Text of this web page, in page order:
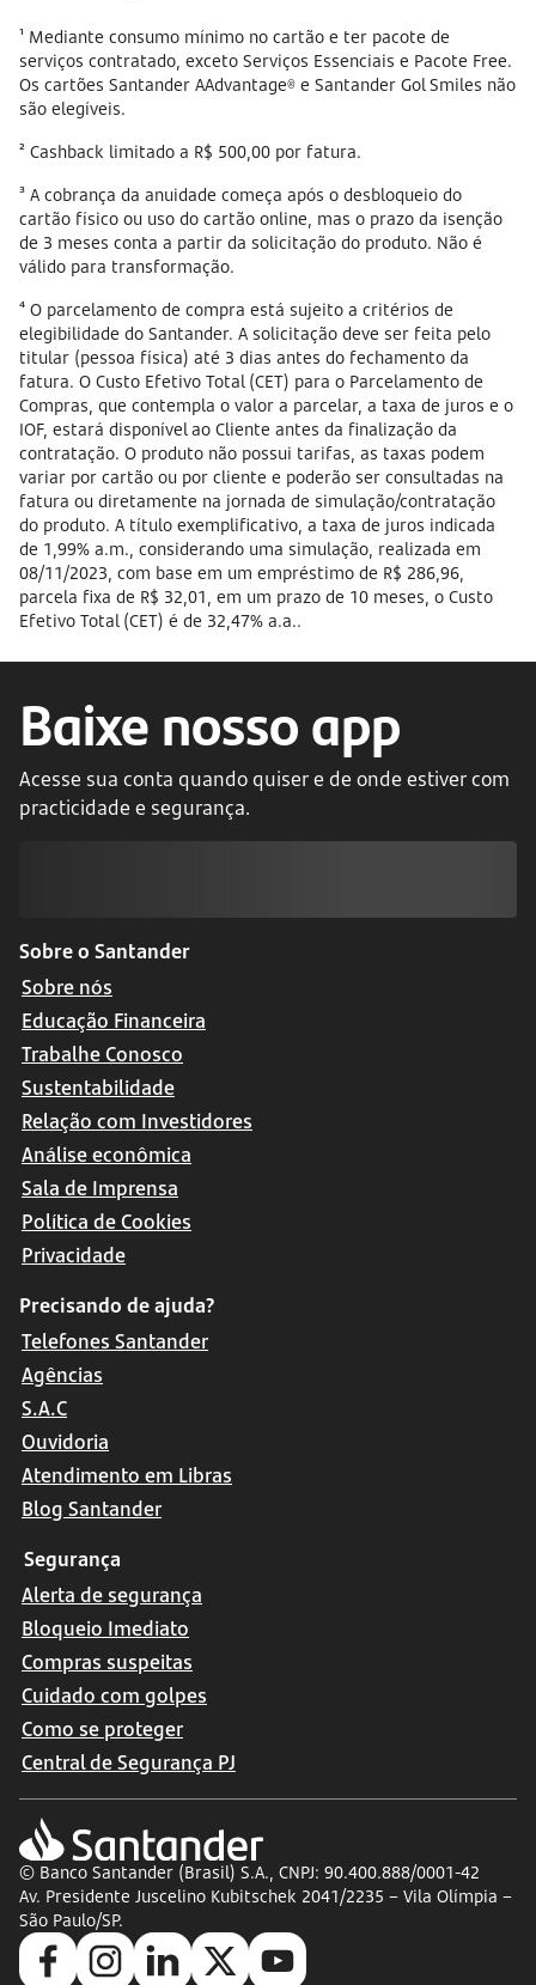
¹ Mediante consumo mínimo no cartão e ter pacote de
serviços contratado, exceto Serviços Essenciais e Pacote Free.
Os cartões Santander AAdvantage® e Santander Gol Smiles não
são elegíveis.
² Cashback limitado a R$ 500,00 por fatura.
³ A cobrança da anuidade começa após o desbloqueio do
cartão físico ou uso do cartão online, mas o prazo da isenção
de 3 meses conta a partir da solicitação do produto. Não é
válido para transformação.
⁴ O parcelamento de compra está sujeito a critérios de
elegibilidade do Santander. A solicitação deve ser feita pelo
titular (pessoa física) até 3 dias antes do fechamento da
fatura. O Custo Efetivo Total (CET) para o Parcelamento de
Compras, que contempla o valor a parcelar, a taxa de juros e o
IOF, estará disponível ao Cliente antes da finalização da
contratação. O produto não possui tarifas, as taxas podem
variar por cartão ou por cliente e poderão ser consultadas na
fatura ou diretamente na jornada de simulação/contratação
do produto. A título exemplificativo, a taxa de juros indicada
de 1,99% a.m., considerando uma simulação, realizada em
08/11/2023, com base em um empréstimo de R$ 286,96,
parcela fixa de R$ 32,01, em um prazo de 10 meses, o Custo
Efetivo Total (CET) é de 32,47% a.a..
Baixe nosso app
Acesse sua conta quando quiser e de onde estiver com
practicidade e segurança.
Sobre o Santander
Sobre nós
Educação Financeira
Trabalhe Conosco
Sustentabilidade
Relação com Investidores
Análise econômica
Sala de Imprensa
Política de Cookies
Privacidade
Precisando de ajuda?
Telefones Santander
Agências
S.A.C
Ouvidoria
Atendimento em Libras
Blog Santander
Segurança
Alerta de segurança
Bloqueio Imediato
Compras suspeitas
Cuidado com golpes
Como se proteger
Central de Segurança PJ
© Banco Santander (Brasil) S.A., CNPJ: 90.400.888/0001-42
Av. Presidente Juscelino Kubitschek 2041/2235 – Vila Olímpia –
São Paulo/SP.